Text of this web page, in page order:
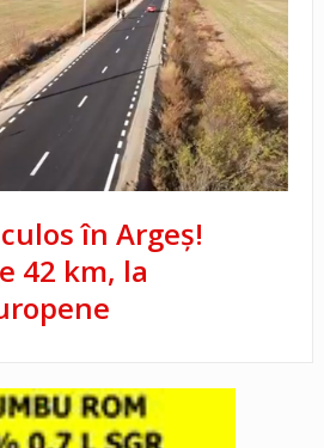
în Argeș!
42 km, la